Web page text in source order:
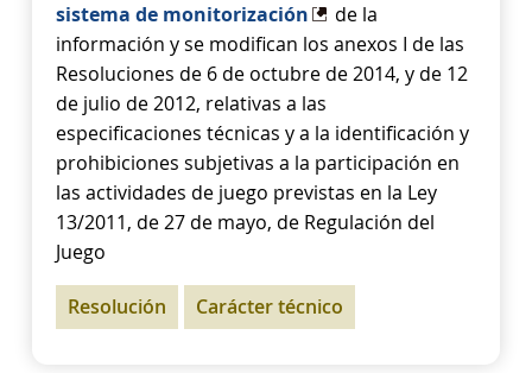
sistema de monitorización
de la
información y se modifican los anexos I de las
Resoluciones de 6 de octubre de 2014, y de 12
de julio de 2012, relativas a las
especificaciones técnicas y a la identificación y
prohibiciones subjetivas a la participación en
las actividades de juego previstas en la Ley
13/2011, de 27 de mayo, de Regulación del
Juego
Resolución Carácter técnico